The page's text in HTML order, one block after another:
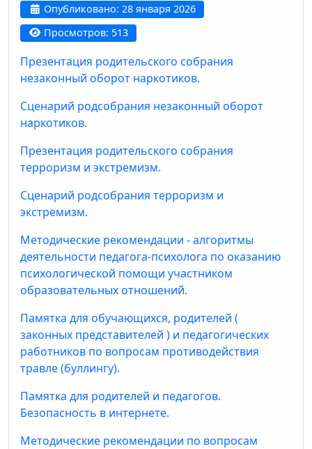
Опубликовано: 28 января 2026
Просмотров: 513
Презентация родительского собрания
незаконный оборот наркотиков.
Сценарий родсобрания незаконный оборот
наркотиков.
Презентация родительского собрания
терроризм и экстремизм.
Сценарий родсобрания терроризм и
экстремизм.
Методические рекомендации - алгоритмы
деятельности педагога-психолога по оказанию
психологической помощи участником
образовательных отношений.
Памятка для обучающихся, родителей (
законных представителей ) и педагогических
работников по вопросам противодействия
травле (буллингу).
Памятка для родителей и педагогов.
Безопасность в интернете.
Методические рекомендации по вопросам